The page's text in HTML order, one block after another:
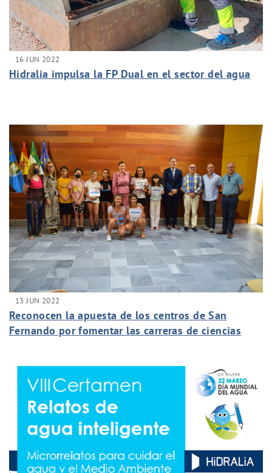
16 JUN 2022
Hidralia impulsa la FP Dual en el sector del agua
13 JUN 2022
Reconocen la apuesta de los centros de San
Fernando por fomentar las carreras de ciencias